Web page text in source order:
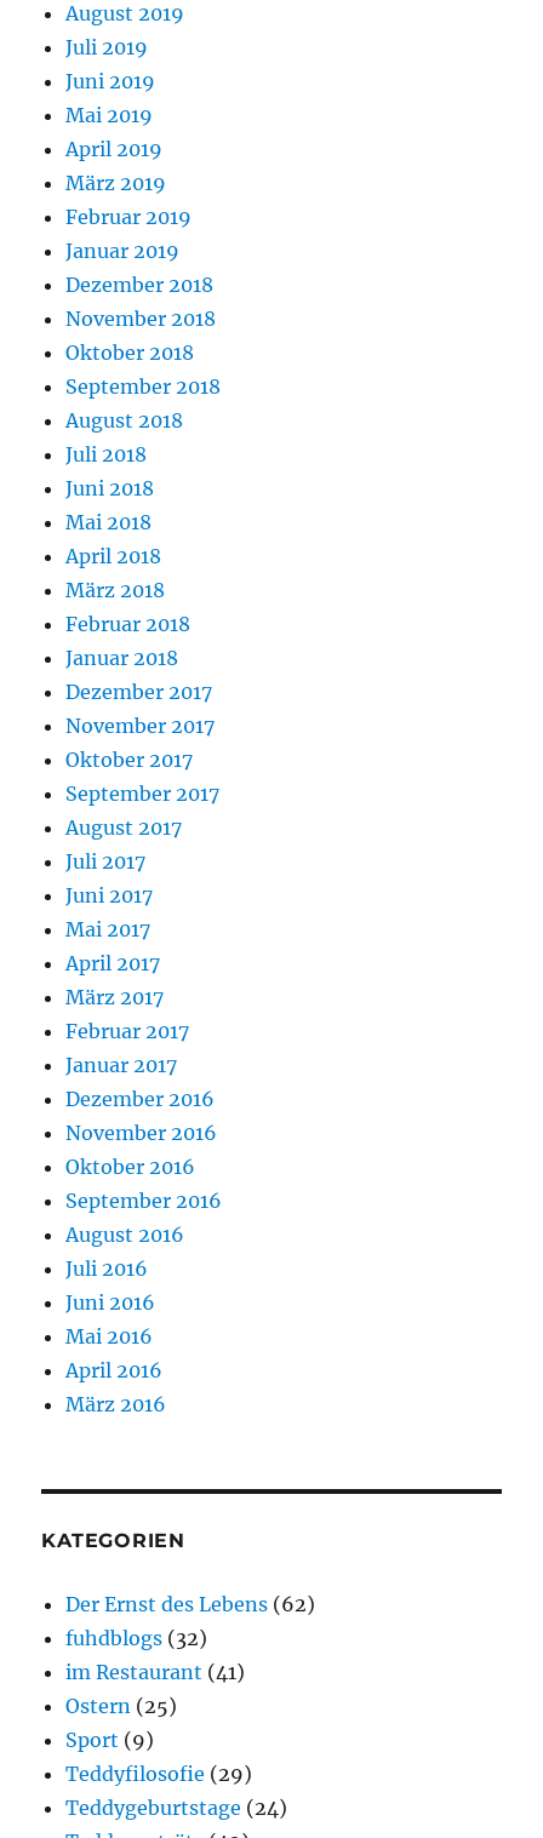
August 2019
Juli 2019
Juni 2019
Mai 2019
April 2019
März 2019
Februar 2019
Januar 2019
Dezember 2018
November 2018
Oktober 2018
September 2018
August 2018
Juli 2018
Juni 2018
Mai 2018
April 2018
März 2018
Februar 2018
Januar 2018
Dezember 2017
November 2017
Oktober 2017
September 2017
August 2017
Juli 2017
Juni 2017
Mai 2017
April 2017
März 2017
Februar 2017
Januar 2017
Dezember 2016
November 2016
Oktober 2016
September 2016
August 2016
Juli 2016
Juni 2016
Mai 2016
April 2016
März 2016
KATEGORIEN
Der Ernst des Lebens (62)
fuhdblogs (32)
im Restaurant (41)
Ostern (25)
Sport (9)
Teddyfilosofie (29)
Teddygeburtstage (24)